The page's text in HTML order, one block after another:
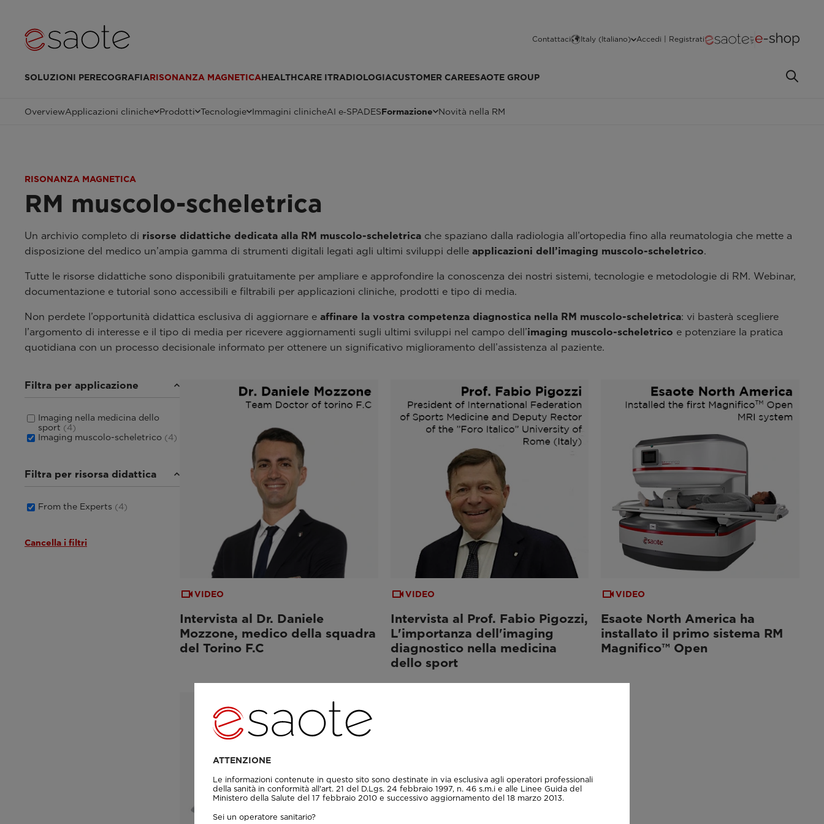
Contattaci Italy (Italiano) Accedi | Registrati
SOLUZIONI PERECOGRAFIARISONANZA MAGNETICAHEALTHCARE ITRADIOLOGIACUSTOMER CAREESAOTE GROUP
OverviewApplicazioni cliniche Prodotti Tecnologie Immagini clinicheAI e‑SPADESFormazione Novità nella RM
RISONANZA MAGNETICA
RM muscolo-scheletrica
Un archivio completo di risorse didattiche dedicata alla RM muscolo-scheletrica che spaziano dalla radiologia all’ortopedia fino alla reumatologia che mette a
disposizione del medico un’ampia gamma di strumenti digitali legati agli ultimi sviluppi delle applicazioni dell’imaging muscolo-scheletrico.
Tutte le risorse didattiche sono disponibili gratuitamente per ampliare e approfondire la conoscenza dei nostri sistemi, tecnologie e metodologie di RM. Webinar,
documentazione e tutorial sono accessibili e filtrabili per applicazioni cliniche, prodotti e tipo di media.
Non perdete l’opportunità didattica esclusiva di aggiornare e affinare la vostra competenza diagnostica nella RM muscolo-scheletrica: vi basterà scegliere
l’argomento di interesse e il tipo di media per ricevere aggiornamenti sugli ultimi sviluppi nel campo dell’imaging muscolo-scheletrico e potenziare la pratica
quotidiana con un processo decisionale informato per ottenere un significativo miglioramento dell’assistenza al paziente.
Filtra per applicazione
Imaging nella medicina dello
sport (4)
Imaging muscolo-scheletrico (4)
Filtra per risorsa didattica
From the Experts (4)
Cancella i filtri
VIDEO
Intervista al Dr. Daniele
Mozzone, medico della squadra
del Torino F.C
VIDEO
Intervista al Prof. Fabio Pigozzi,
L'importanza dell'imaging
diagnostico nella medicina
dello sport
VIDEO
Esaote North America ha
installato il primo sistema RM
Magnifico™ Open
ATTENZIONE
Le informazioni contenute in questo sito sono destinate in via esclusiva agli operatori professionali
della sanità in conformità all'art. 21 del D.Lgs. 24 febbraio 1997, n. 46 s.m.i e alle Linee Guida del
Ministero della Salute del 17 febbraio 2010 e successivo aggiornamento del 18 marzo 2013.
Sei un operatore sanitario?